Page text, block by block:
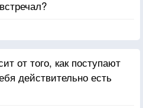
от того, как поступают
действительно есть